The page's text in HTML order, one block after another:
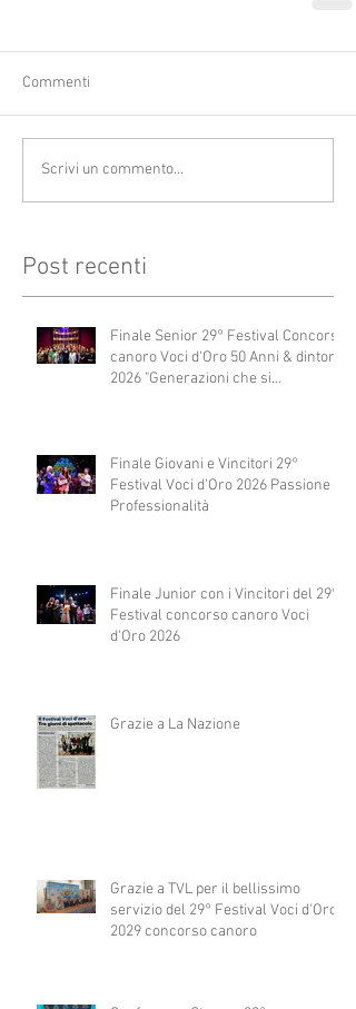
Commenti
Scrivi un commento...
Post recenti
Finale Senior 29° Festival Concorso
canoro Voci d'Oro 50 Anni & dintorni
2026 "Generazioni che si
Finale Giovani e Vincitori 29°
Festival Voci d'Oro 2026 Passione e
Professionalità
Finale Junior con i Vincitori del 29°
Festival concorso canoro Voci
d'Oro 2026
Grazie a La Nazione
Grazie a TVL per il bellissimo
servizio del 29° Festival Voci d'Oro
2029 concorso canoro